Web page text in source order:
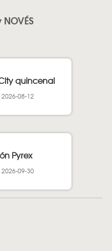
NOVÉS
quincenal
08-12
Pyrex
09-30